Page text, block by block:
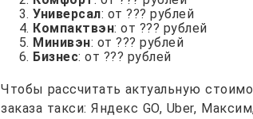
Универсал: от ??? рублей
Компактвэн: от ??? рублей
Минивэн: от ??? рублей
Бизнес: от ??? рублей
Чтобы рассчитать актуальную
заказа такси: Яндекс GO, Uber,